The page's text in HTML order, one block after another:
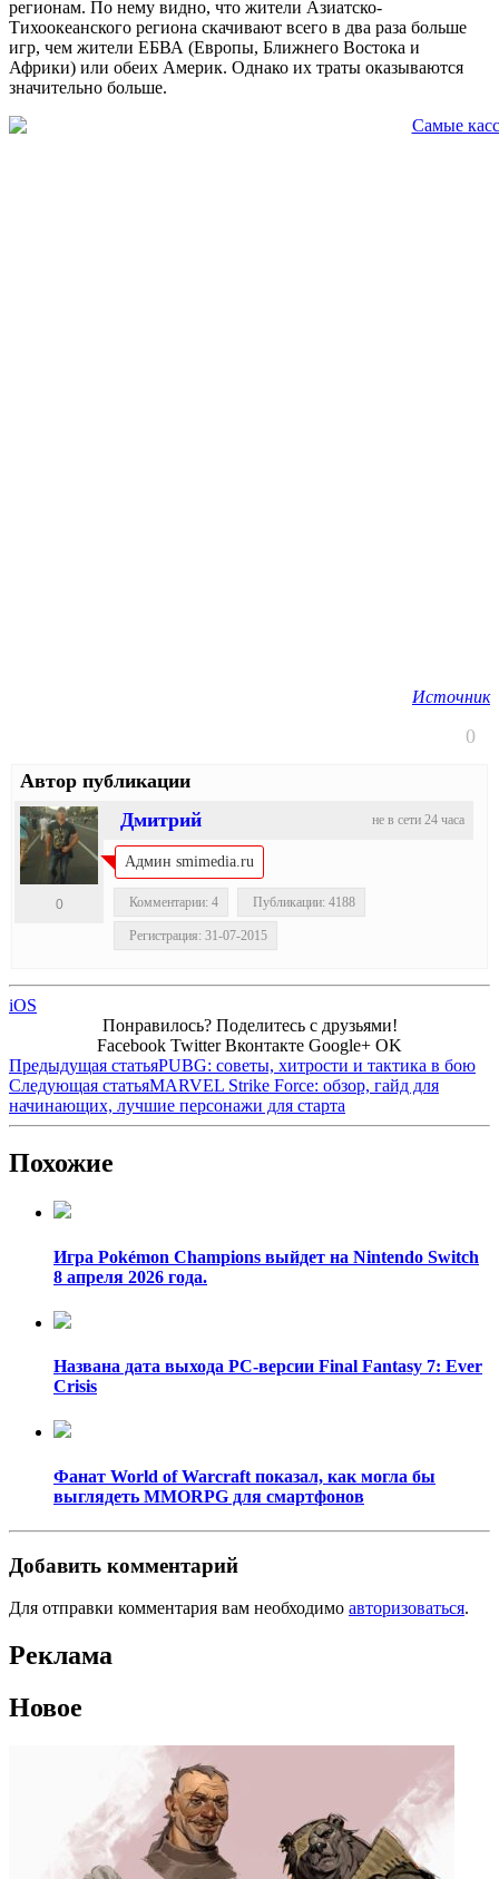
регионам. По нему видно, что жители Азиатско-
Тихоокеанского региона скачивают всего в два раза больше
игр, чем жители ЕБВА (Европы, Ближнего Востока и
Африки) или обеих Америк. Однако их траты оказываются
значительно больше.
Источник
0
Автор публикации
не в сети 24 часа
Дмитрий
0
Админ smimedia.ru
Комментарии: 4 Публикации: 4188
Регистрация: 31-07-2015
iOS
Понравилось? Поделитесь с друзьями!
Facebook Twitter Вконтакте Google+ OK
Предыдущая статьяPUBG: советы, хитрости и тактика в бою
Следующая статьяMARVEL Strike Force: обзор, гайд для
начинающих, лучшие персонажи для старта
Похожие
Игра Pokémon Champions выйдет на Nintendo Switch
8 апреля 2026 года.
Названа дата выхода PC-версии Final Fantasy 7: Ever
Crisis
Фанат World of Warcraft показал, как могла бы
выглядеть MMORPG для смартфонов
Добавить комментарий
Для отправки комментария вам необходимо авторизоваться.
Реклама
Новое